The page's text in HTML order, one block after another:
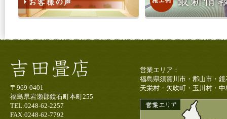
〒969-0401
福島県岩瀬郡鏡石町本町255
TEL:0248-62-2257
FAX:0248-62-7792
営業エリア：
福島県須賀川市・郡山市・鏡
天栄村・矢吹町・玉川村・中